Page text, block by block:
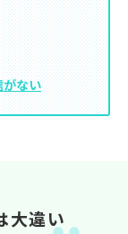
ない
大違い